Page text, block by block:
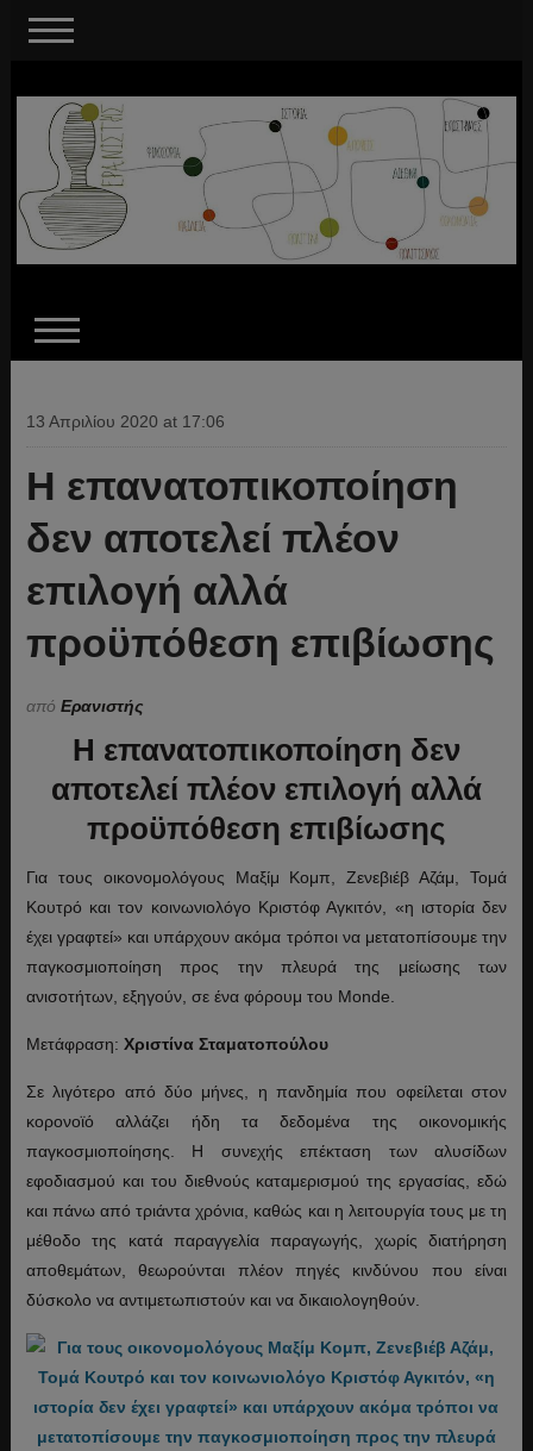
13 Απριλίου 2020 at 17:06
Η επανατοπικοποίηση
δεν αποτελεί πλέον
επιλογή αλλά
προϋπόθεση επιβίωσης
από Ερανιστής
Η επανατοπικοποίηση δεν
αποτελεί πλέον επιλογή αλλά
προϋπόθεση επιβίωσης
Για τους οικονομολόγους Μαξίμ Κομπ, Ζενεβιέβ Αζάμ, Τομά
Κουτρό και τον κοινωνιολόγο Κριστόφ Αγκιτόν, «η ιστορία δεν
έχει γραφτεί» και υπάρχουν ακόμα τρόποι να μετατοπίσουμε την
παγκοσμιοποίηση προς την πλευρά της μείωσης των
ανισοτήτων, εξηγούν, σε ένα φόρουμ του Monde.
Μετάφραση: Χριστίνα Σταματοπούλου
Σε λιγότερο από δύο μήνες, η πανδημία που οφείλεται στον
κορονοϊό αλλάζει ήδη τα δεδομένα της οικονομικής
παγκοσμιοποίησης. Η συνεχής επέκταση των αλυσίδων
εφοδιασμού και του διεθνούς καταμερισμού της εργασίας, εδώ
και πάνω από τριάντα χρόνια, καθώς και η λειτουργία τους με τη
μέθοδο της κατά παραγγελία παραγωγής, χωρίς διατήρηση
αποθεμάτων, θεωρούνται πλέον πηγές κινδύνου που είναι
δύσκολο να αντιμετωπιστούν και να δικαιολογηθούν.